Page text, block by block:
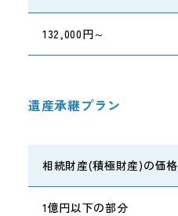
132,000円～
遺産承継プラン
相続財産(積極財産)の価格
1億円以下の部分